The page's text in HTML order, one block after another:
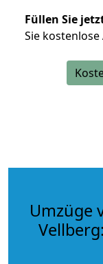
Füllen Sie
Sie
Umzüge